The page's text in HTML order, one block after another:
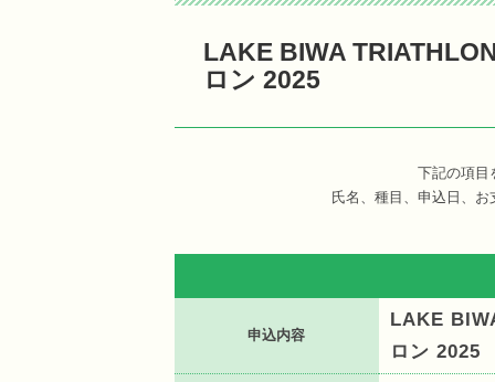
LAKE BIWA
ロン 2025
下記の項目
氏名、種目、申込日、
申込内容
LAKE
ロン 2025